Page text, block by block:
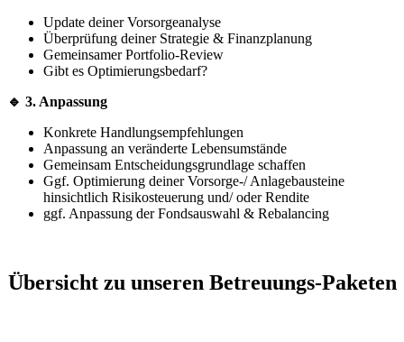
Update deiner Vorsorgeanalyse
Überprüfung deiner Strategie & Finanzplanung
Gemeinsamer Portfolio-Review
Gibt es Optimierungsbedarf?
🔹 3. Anpassung
Konkrete Handlungsempfehlungen
Anpassung an veränderte Lebensumstände
Gemeinsam Entscheidungsgrundlage schaffen
Ggf. Optimierung deiner Vorsorge-/ Anlagebausteine
hinsichtlich Risikosteuerung und/ oder Rendite
ggf. Anpassung der Fondsauswahl & Rebalancing
Übersicht zu unseren Betreuungs-Paketen